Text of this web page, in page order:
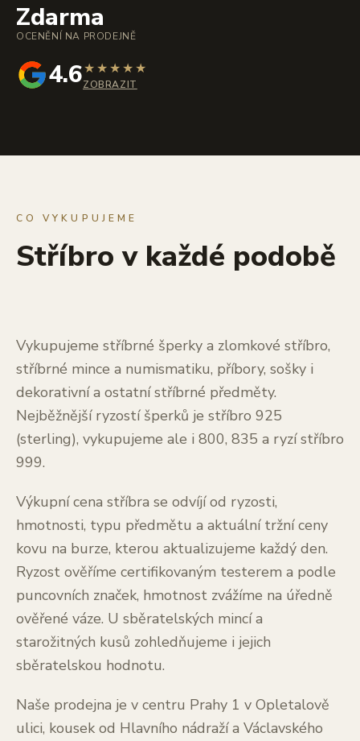
Zdarma
OCENĚNÍ NA PRODEJNĚ
4.6★★★★★
ZOBRAZIT
CO VYKUPUJEME
Stříbro v každé podobě
Vykupujeme stříbrné šperky a zlomkové stříbro,
stříbrné mince a numismatiku, příbory, sošky i
dekorativní a ostatní stříbrné předměty.
Nejběžnější ryzostí šperků je stříbro 925
(sterling), vykupujeme ale i 800, 835 a ryzí stříbro
999.
Výkupní cena stříbra se odvíjí od ryzosti,
hmotnosti, typu předmětu a aktuální tržní ceny
kovu na burze, kterou aktualizujeme každý den.
Ryzost ověříme certifikovaným testerem a podle
puncovních značek, hmotnost zvážíme na úředně
ověřené váze. U sběratelských mincí a
starožitných kusů zohledňujeme i jejich
sběratelskou hodnotu.
Naše prodejna je v centru Prahy 1 v Opletalově
ulici, kousek od Hlavního nádraží a Václavského